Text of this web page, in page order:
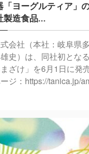
「ヨーグルティア」
製造食品...
会社（本社：岐阜県
史）は、同社初とな
まざけ」を6月1日に発
ジ：https://tanica.jp/